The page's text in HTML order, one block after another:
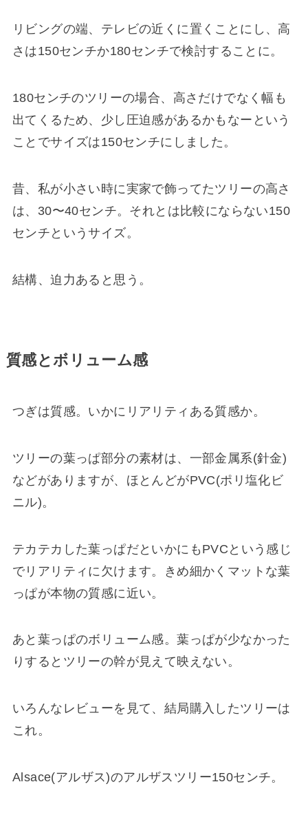
リビングの端、テレビの近くに置くことにし、高
さは150センチか180センチで検討することに。
180センチのツリーの場合、高さだけでなく幅も
出てくるため、少し圧迫感があるかもなーという
ことでサイズは150センチにしました。
昔、私が小さい時に実家で飾ってたツリーの高さ
は、30〜40センチ。それとは比較にならない150
センチというサイズ。
結構、迫力あると思う。
質感とボリューム感
つぎは質感。いかにリアリティある質感か。
ツリーの葉っぱ部分の素材は、一部金属系(針金)
などがありますが、ほとんどがPVC(ポリ塩化ビ
ニル)。
テカテカした葉っぱだといかにもPVCという感じ
でリアリティに欠けます。きめ細かくマットな葉
っぱが本物の質感に近い。
あと葉っぱのボリューム感。葉っぱが少なかった
りするとツリーの幹が見えて映えない。
いろんなレビューを見て、結局購入したツリーは
これ。
Alsace(アルザス)のアルザスツリー150センチ。